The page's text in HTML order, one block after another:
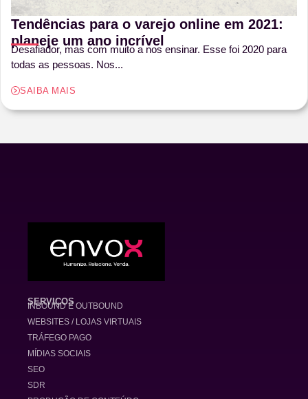
Tendências para o varejo online em 2021:
planeje um ano incrível
Desafiador, mas com muito a nos ensinar. Esse foi 2020 para
todas as pessoas. Nos...
SAIBA MAIS
SERVIÇOS
INBOUND E OUTBOUND
WEBSITES / LOJAS VIRTUAIS
TRÁFEGO PAGO
MÍDIAS SOCIAIS
SEO
SDR